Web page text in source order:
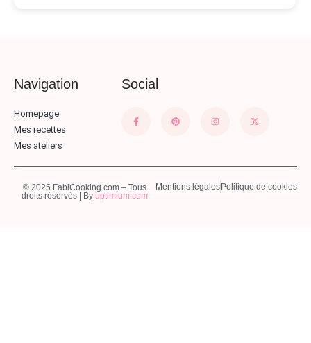
Navigation
Homepage
Mes recettes
Mes ateliers
Social
© 2025 FabiCooking.com – Tous
droits réservés | By uptimium.com
Mentions légales Politique de cookies